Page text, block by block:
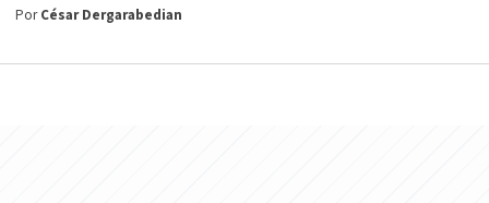
PorCésar Dergarabedian